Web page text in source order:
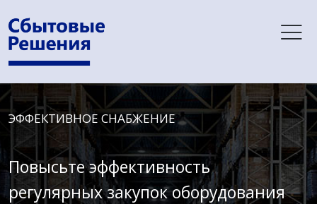
ЭФФЕКТИВНОЕ СНАБЖЕНИЕ
Повысьте эффективность
регулярных закупок оборудования